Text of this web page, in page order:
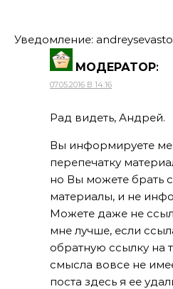
Уведомление:
МОДЕРАТОР:
07.05.2016 В 14:16
Рад видеть, Андрей.
Вы информируете
перепечатку
но Вы можете брать
материалы, и не
Можете даже не
мне лучше, если
обратную ссылку на
смысла вовсе не
поста здесь я ее